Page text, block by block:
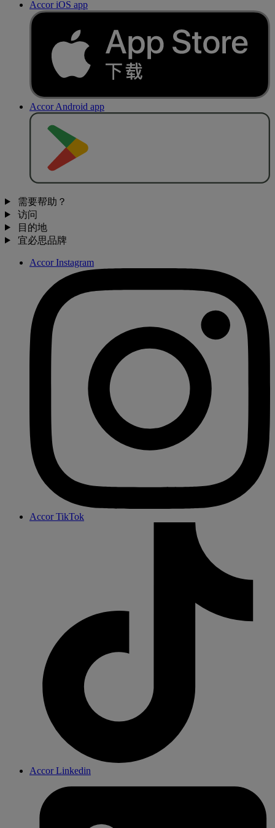
Accor iOS app
Accor Android app
需要帮助？
访问
目的地
宜必思品牌
Accor Instagram
Accor TikTok
Accor Linkedin